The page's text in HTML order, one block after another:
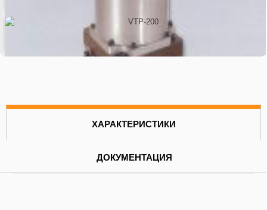
ХАРАКТЕРИСТИКИ
ДОКУМЕНТАЦИЯ